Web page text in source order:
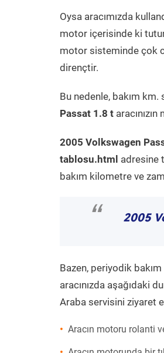
Oysa aracımızda
motor içerisinde ki
motor sisteminde çok
dirençtir.
Bu nedenle, bakım
Passat 1.8 t
2005 Volkswagen
tablosu.html adresine
bakım kilometre ve
“ 2005
Bazen, periyodik
aracınızda aşağıdaki
Araba servisini ziyaret
Aracın motoru rolanti